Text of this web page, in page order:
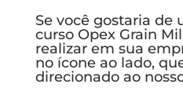
Se você gostaria de
curso Opex Grain
realizar em sua
no ícone ao lado,
direcionado ao